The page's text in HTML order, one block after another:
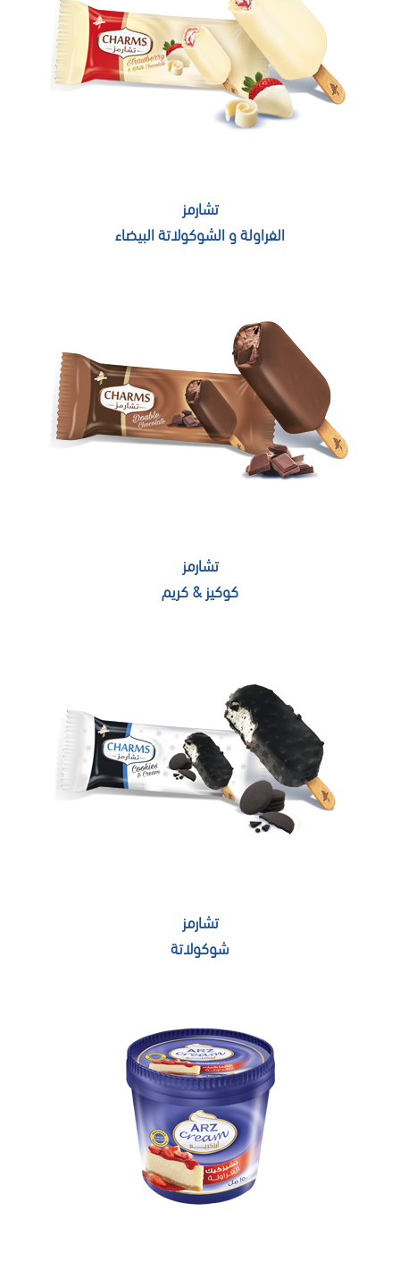
تشارمز
الفراولة و الشوكولاتة البيضاء
تشارمز
كوكيز & كريم
تشارمز
شوكولاتة